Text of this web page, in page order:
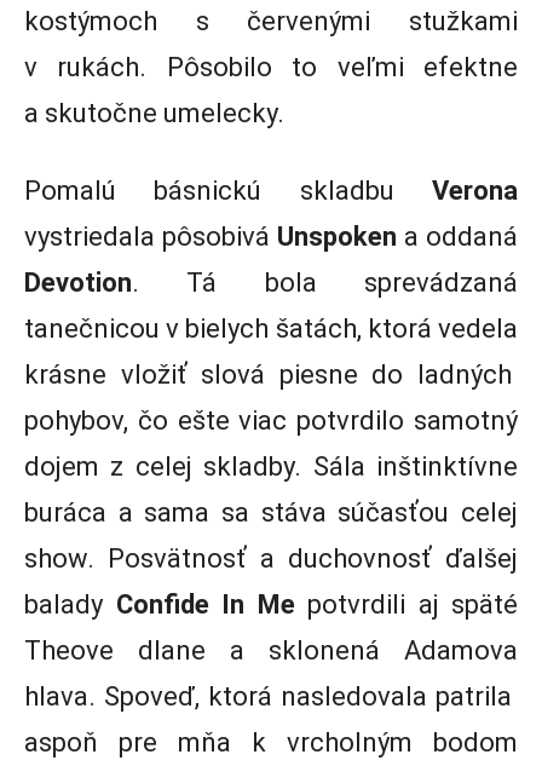
kostýmoch s červenými stužkami
v rukách. Pôsobilo to veľmi efektne
a skutočne umelecky.
Pomalú básnickú skladbu Verona
vystriedala pôsobivá Unspoken a oddaná
Devotion. Tá bola sprevádzaná
tanečnicou v bielych šatách, ktorá vedela
krásne vložiť slová piesne do ladných
pohybov, čo ešte viac potvrdilo samotný
dojem z celej skladby. Sála inštinktívne
buráca a sama sa stáva súčasťou celej
show. Posvätnosť a duchovnosť ďalšej
balady Confide In Me potvrdili aj späté
Theove dlane a sklonená Adamova
hlava. Spoveď, ktorá nasledovala patrila
aspoň pre mňa k vrcholným bodom